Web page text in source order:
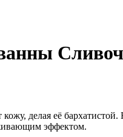
кожу, делая её
эффектом.